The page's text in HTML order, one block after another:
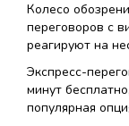
Колесо
переговоров с
реагируют на
Экспресс-
минут
популярная